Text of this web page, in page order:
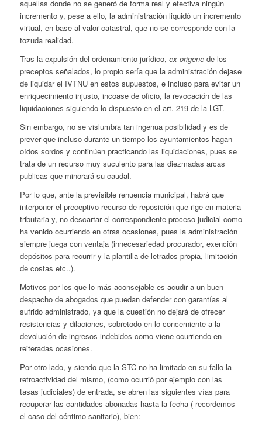
aquellas donde no se generó de forma real y efectiva ningún
incremento y, pese a ello, la administración liquidó un incremento
virtual, en base al valor catastral, que no se corresponde con la
tozuda realidad.
Tras la expulsión del ordenamiento jurídico, ex origenede los
preceptos señalados, lo propio sería que la administración dejase
de liquidar el IVTNU en estos supuestos, e incluso para evitar un
enriquecimiento injusto, incoase de oficio, la revocación de las
liquidaciones siguiendo lo dispuesto en el art. 219 de la LGT.
Sin embargo, no se vislumbra tan ingenua posibilidad y es de
prever que incluso durante un tiempo los ayuntamientos hagan
oídos sordos y continúen practicando las liquidaciones, pues se
trata de un recurso muy suculento para las diezmadas arcas
publicas que minorará su caudal.
Por lo que, ante la previsible renuencia municipal, habrá que
interponer el preceptivo recurso de reposición que rige en materia
tributaria y, no descartar el correspondiente proceso judicial como
ha venido ocurriendo en otras ocasiones, pues la administración
siempre juega con ventaja (innecesariedad procurador, exención
depósitos para recurrir y la plantilla de letrados propia, limitación
de costas etc..).
Motivos por los que lo más aconsejable es acudir a un buen
despacho de abogados que puedan defender con garantías al
sufrido administrado, ya que la cuestión no dejará de ofrecer
resistencias y dilaciones, sobretodo en lo concerniente a la
devolución de ingresos indebidos como viene ocurriendo en
reiteradas ocasiones.
Por otro lado, y siendo que la STC no ha limitado en su fallo la
retroactividad del mismo, (como ocurrió por ejemplo con las
tasas judiciales) de entrada, se abren las siguientes vías para
recuperar las cantidades abonadas hasta la fecha ( recordemos
el caso del céntimo sanitario), bien: